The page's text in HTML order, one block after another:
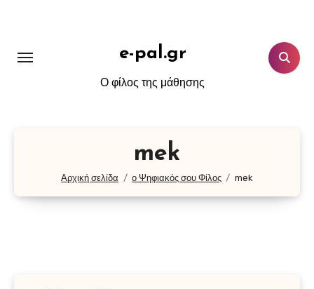
e-pal.gr
Ο φίλος της μάθησης
mek
Αρχική σελίδα ο Ψηφιακός σου Φίλος mek